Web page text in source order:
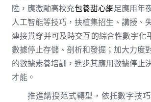
陞，應激勵高校充包養甜心網足應用年
人工智能等技巧，扶植集招生、講授、
連接貫穿并可及時交互的綜合性數字化
數據停止存儲、剖析和發掘；加大力度
的數據素養培訓，進步其應用數據停止
才能。
推進講授范式轉型，依托數字技